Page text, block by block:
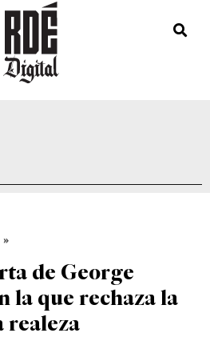
»
de George
la que rechaza la
realeza